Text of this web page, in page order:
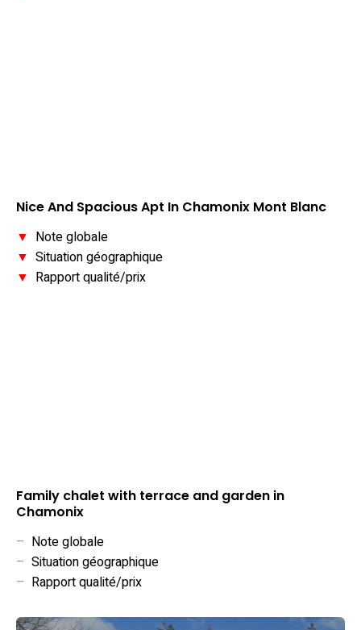
Nice And Spacious Apt In Chamonix Mont Blanc
▼ Note globale
▼ Situation géographique
▼ Rapport qualité/prix
Family chalet with terrace and garden in
Chamonix
– Note globale
– Situation géographique
– Rapport qualité/prix